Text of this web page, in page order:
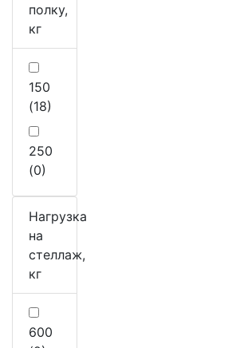
полку,
кг
150
(18)
250
(0)
Нагрузка
на
стеллаж,
кг
600